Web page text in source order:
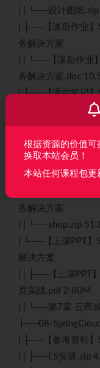
| | └──设计图纸
| ├──【课后作业】
务解决方案
| | └──【课后作业
务解决方案.doc
| ├──【课堂笔记】
| | ├──images.zip
| | ├──【课堂笔记
务解决方案.rar
| | └──第7章 云商
务解决方案
| | └──shop.zip
| └──【上课PPT】
解决方案
| | ├──【上课PPT
页实战.pdf 2.80M
| | └──第7章 云商
├──08-
| ├──【参考资料】
| | ├──ES安装.zip
根据资源的价值可
换取本站会员！
本站任何课程包更